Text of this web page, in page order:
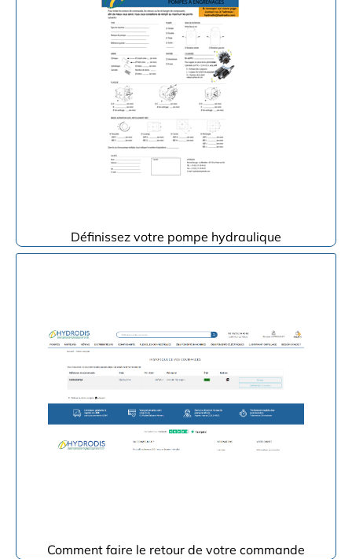
Définissez votre pompe hydraulique
Comment faire le retour de votre commande